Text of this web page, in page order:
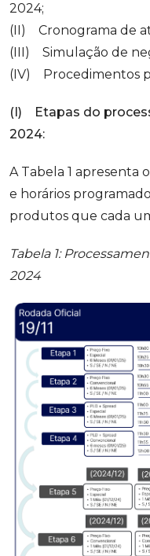
2024;
(II) Cronograma de
(III) Simulação de
(IV) Procedimentos
(I) Etapas do
2024:
A Tabela 1 apresenta
e horários
produtos que cada
Tabela 1:
2024